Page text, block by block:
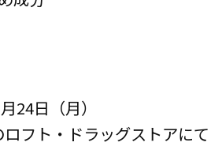
24日（月）
フト・ドラッグストアにて